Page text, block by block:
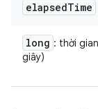
elapsedTime
long : thời
giây)